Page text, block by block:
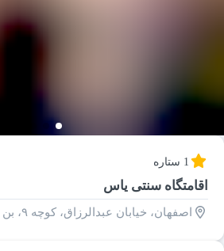
1 ستاره
اقامتگاه سنتی یاس
اصفهان، خیابان عبدالرزاق، کوچه ۹، بن بست یاس